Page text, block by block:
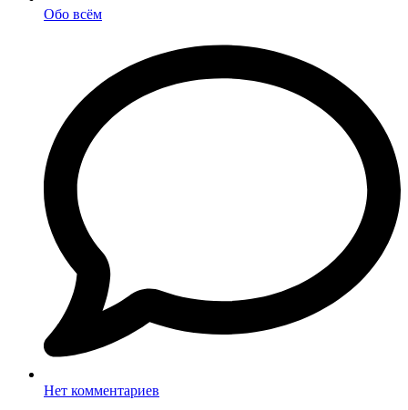
Обо всём
Нет комментариев